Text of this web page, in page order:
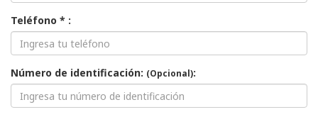
Teléfono * :
Número de identificación: (Opcional):